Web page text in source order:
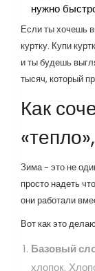
нужно
Если ты хочешь
куртку. Купи
и ты будешь
тысяч, который
Как
Зима - это не
просто надеть
они работали
Вот как это
Базовый
хлопок.